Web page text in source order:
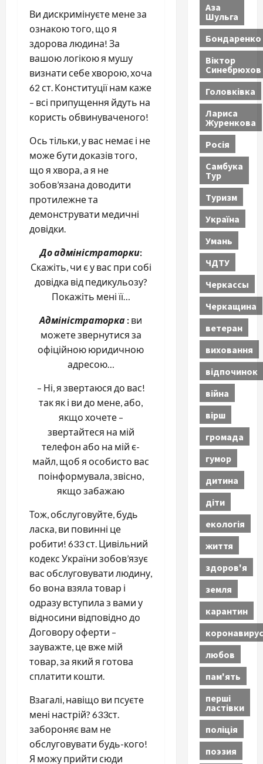
Ви дискримінуєте мене за
ознакою того, що я
здорова людина! За
вашою логікою я мушу
визнати себе хворою, хоча
62 ст. Конституції нам каже
– всі припущення йдуть на
користь обвинуваченого!
Ось тільки, у вас немає і не
може бути доказів того,
що я хвора, а я не
зобов’язана доводити
протилежне та
демонструвати медичні
довідки.
До адміністраторки:
Скажіть, чи є у вас при собі
довідка від педикульозу?
Покажіть мені її…
Адміністраторка : ви
можете звернутися за
офіційною юридичною
адресою…
– Ні, я звертаюся до вас!
так як і ви до мене, або,
якщо хочете –
звертайтеся на мій
телефон або на мій є-
майл, щоб я особисто вас
поінформувала, звісно,
якщо забажаю
Тож, обслуговуйте, будь
ласка, ви повинні це
робити! 633 ст. Цивільний
кодекс України зобов’язує
вас обслуговувати людину,
бо вона взяла товар і
одразу вступила з вами у
відносини відповідно до
Договору оферти –
зауважте, це вже мій
товар, за який я готова
сплатити кошти.
Взагалі, навіщо ви псуєте
мені настрій? 633ст.
забороняє вам не
обслуговувати будь-кого!
Я можу прийти сюди
Аза
Шульга
Бондаренко
Віктор
Синебрюхов
Головківка
Лариса
Журенкова
Росія
Самбука
Тур
Туризм
Україна
Умань
ЧДТУ
Черкассы
Черкащина
ветеран
виховання
відпочинок
війна
вірш
громада
гумор
дитина
діти
екологія
життя
здоров'я
земля
карантин
коронавирус
любов
пам'ять
перші
ластівки
поліція
поэзия